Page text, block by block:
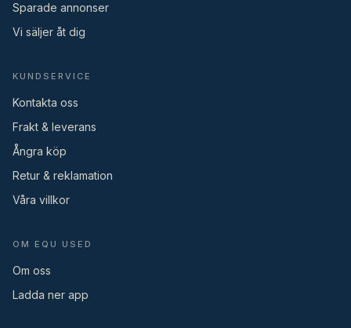
Sparade annonser
Vi säljer åt dig
KUNDSERVICE
Kontakta oss
Frakt & leverans
Ångra köp
Retur & reklamation
Våra villkor
OM EQU USED
Om oss
Ladda ner app